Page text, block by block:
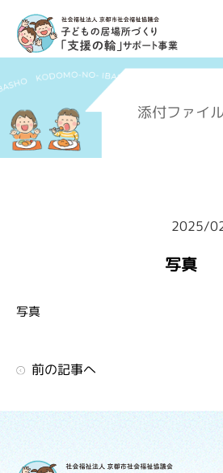
添付ファイ
2025/
写真
写真
前の記事へ